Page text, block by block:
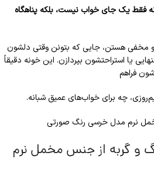
فقط یک جای خواب نیست، بلکه پناهگاه
مخفی هستن، جایی که بتونن وقتی دلشون
یا استراحتشون بپردازن. این خونه دقیقاً
فراهم
چه برای خواب‌های عمیق شبانه.
و گربه از جنس مخمل نرم